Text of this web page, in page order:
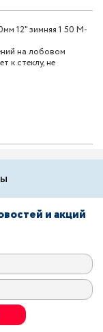
12" зимняя 1 50 M-
на лобовом
к стеклу, не
и акций